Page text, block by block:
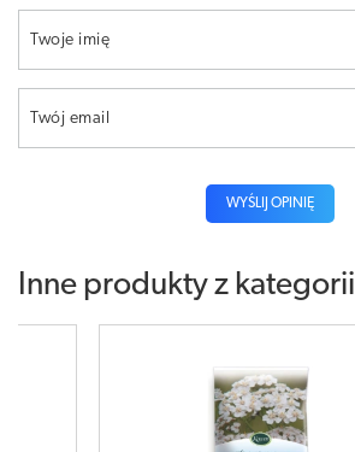
Twoje imię
Twój email
WYŚLIJ OPINIĘ
Inne produkty z kategorii